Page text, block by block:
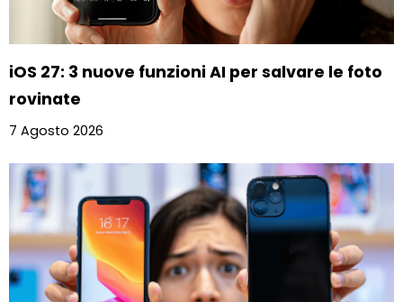
iOS 27: 3 nuove funzioni AI per salvare le foto
rovinate
7 Agosto 2026